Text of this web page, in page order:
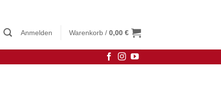
Anmelden Warenkorb / 0,00 €